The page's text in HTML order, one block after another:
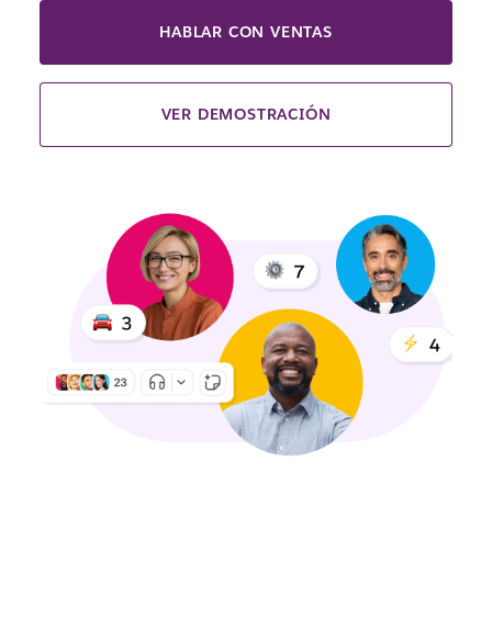
HABLAR CON VENTAS
VER DEMOSTRACIÓN